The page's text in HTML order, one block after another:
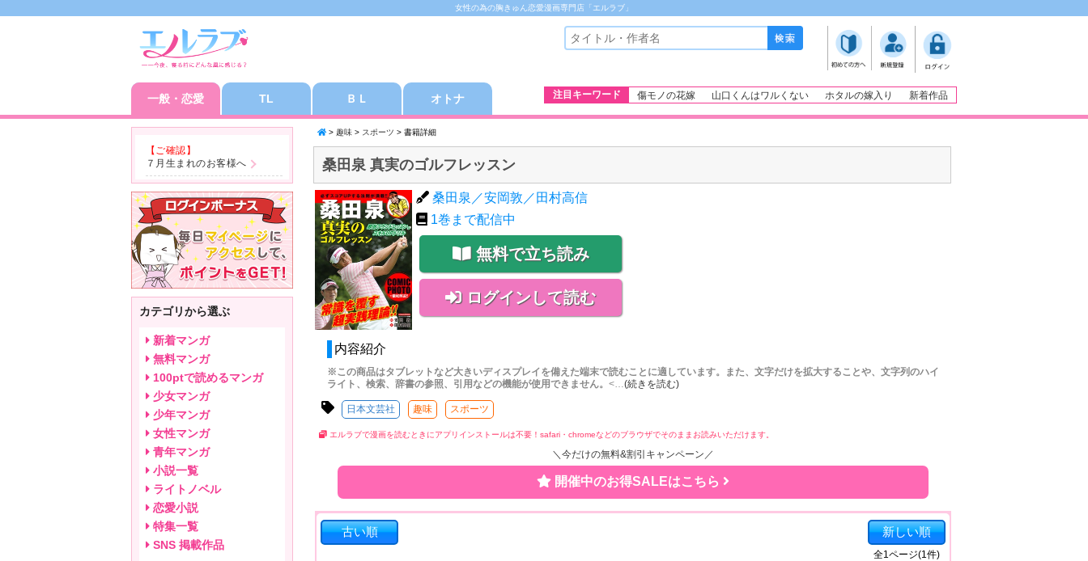
女性の為の胸きゅん恋愛漫画専門店「エルラブ」
一般・恋愛 TL ＢＬ オトナ 注目キーワード 傷モノの花嫁 山口くんはワルくない ホタルの嫁入り 新着作品
> 趣味 > スポーツ > 書籍詳細
桑田泉 真実のゴルフレッスン
桑田泉／安岡敦／田村高信
1巻まで配信中
無料で立ち読み
ログインして読む
内容紹介
※この商品はタブレットなど大きいディスプレイを備えた端末で読むことに適しています。また、文字だけを拡大することや、文字列のハイ
ライト、検索、辞書の参照、引用などの機能が使用できません。 < (続きを読む)
日本文芸社 趣味 スポーツ
エルラブで漫画を読むときにアプリインストールは不要！ safari・chromeなどのブラウザでそのままお読みいただけます。
＼今だけの無料&割引キャンペーン／
開催中のお得SALEはこちら
古い順 新しい順
全1 ページ(1 件)
【ご確認】
７月生まれのお客様へ
カテゴリから選ぶ
新着マンガ
無料マンガ
100ptで読めるマンガ
少女マンガ
少年マンガ
女性マンガ
青年マンガ
小説一覧
ライトノベル
恋愛小説
特集一覧
SNS 掲載作品